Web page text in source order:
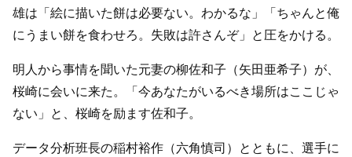
雄は「絵に描いた餅は必要ない。わかるな」「ちゃんと俺
にうまい餅を食わせろ。失敗は許さんぞ」と圧をかける。
明人から事情を聞いた元妻の柳佐和子（矢田亜希子）が、
桜崎に会いに来た。「今あなたがいるべき場所はここじゃ
ない」と、桜崎を励ます佐和子。
データ分析班長の稲村裕作（六角慎司）とともに、選手に